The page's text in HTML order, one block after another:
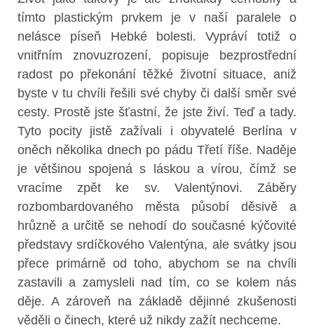
tímto plastickým prvkem je v naší paralele o
nelásce píseň Hebké bolesti. Vypráví totiž o
vnitřním znovuzrození, popisuje bezprostřední
radost po překonání těžké životní situace, aniž
byste v tu chvíli řešili své chyby či další směr své
cesty. Prostě jste šťastní, že jste živí. Teď a tady.
Tyto pocity jistě zažívali i obyvatelé Berlína v
oněch několika dnech po pádu Třetí říše. Naděje
je většinou spojená s láskou a vírou, čímž se
vracíme zpět ke sv. Valentýnovi. Záběry
rozbombardovaného města působí děsivě a
hrůzně a určitě se nehodí do současné kýčovité
představy srdíčkového Valentýna, ale svátky jsou
přece primárně od toho, abychom se na chvíli
zastavili a zamysleli nad tím, co se kolem nás
děje. A zároveň na základě dějinné zkušenosti
věděli o činech, které už nikdy zažít nechceme.